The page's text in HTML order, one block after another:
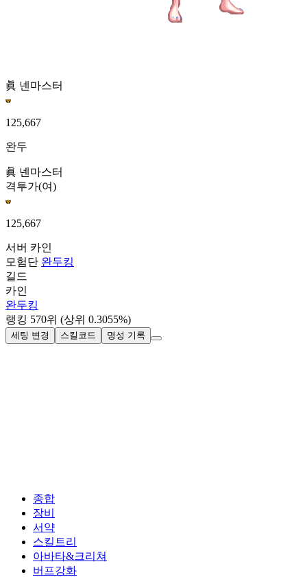
眞 넨마스터
125,667
완두
眞 넨마스터
격투가(여)
125,667
서버 카인
모험단 완두킹
길드
카인
완두킹
랭킹 570위 (상위 0.3055%)
세팅 변경 스킬코드 명성 기록
종합
장비
서약
스킬트리
아바타&크리쳐
버프강화